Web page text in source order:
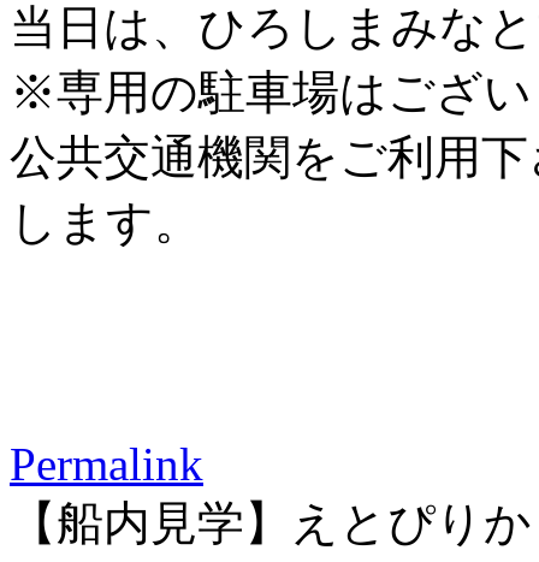
当日は、ひろしまみな
※専用の駐車場はござ
公共交通機関をご利用
します。
Permalink
【船内見学】えとぴりか